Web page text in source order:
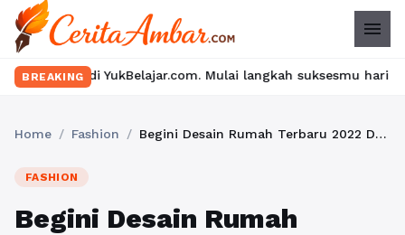
menu
BREAKING Mulai langkah suksesmu hari ini! • Mau
Home / Fashion / Begini Desain Rumah Terbaru 2022 Dengan Tambahan Peralatan Rumah Tangga dari Grinn Living
FASHION
Begini Desain Rumah